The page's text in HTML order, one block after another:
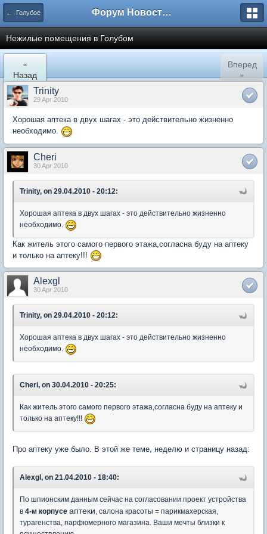
← Голубое Форум Новостройки
Нежилые помещения в Голубом
«
Назад
Вперед
»
Trinity
29 Apr 2010
Хорошая аптека в двух шагах - это действительно жизненно
необходимо.
Cheri
30 Apr 2010
Trinity, on 29.04.2010 - 20:12:
Хорошая аптека в двух шагах - это действительно жизненно
необходимо.
Как житель этого самого первого этажа,согласна буду на аптеку
и только на аптеку!!!
Alexgl
30 Apr 2010
Trinity, on 29.04.2010 - 20:12:
Хорошая аптека в двух шагах - это действительно жизненно
необходимо.
Cheri, on 30.04.2010 - 20:25:
Как житель этого самого первого этажа,согласна буду на аптеку и
только на аптеку!!!
Про аптеку уже было. В этой же теме, неделю и страницу назад:
Alexgl, on 21.04.2010 - 18:40:
По шпионским данным сейчас на согласовании проект устройства
в 4-м корпусе аптеки, салона красоты = парикмахерская,
турагенства, парфюмерного магазина. Ваши мечты близки к